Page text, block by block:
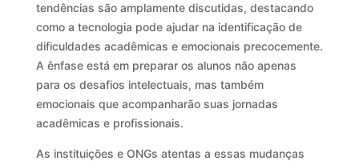
tendências são amplamente discutidas, destacando
como a tecnologia pode ajudar na identificação de
dificuldades acadêmicas e emocionais precocemente.
A ênfase está em preparar os alunos não apenas
para os desafios intelectuais, mas também
emocionais que acompanharão suas jornadas
acadêmicas e profissionais.
As instituições e ONGs atentas a essas mudanças